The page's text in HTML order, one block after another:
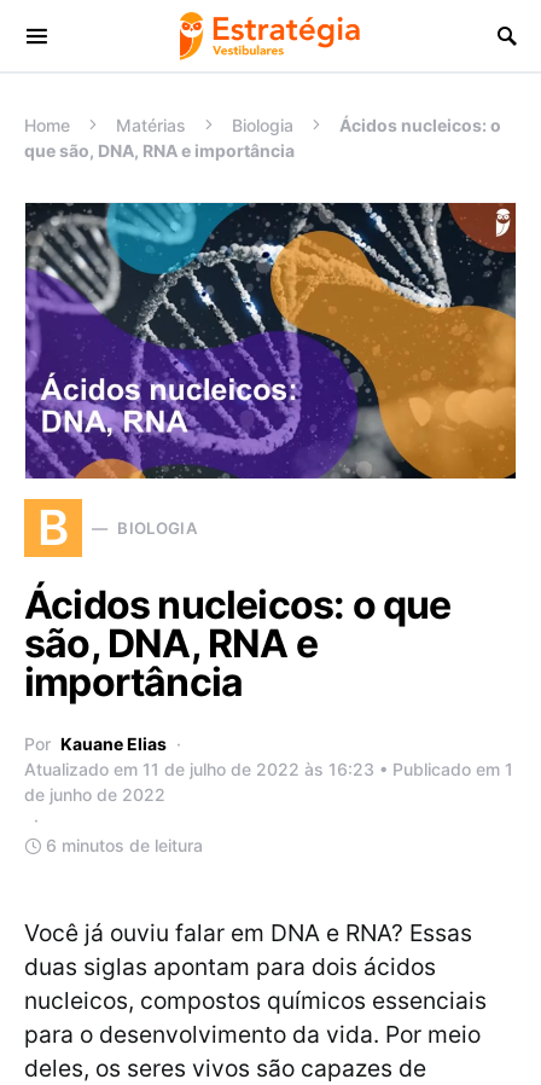
Procurar:
Home Matérias Biologia
Ácidos nucleicos: o
que são, DNA, RNA e importância
B BIOLOGIA
Ácidos nucleicos: o que
são, DNA, RNA e
importância
Por Kauane Elias
Atualizado em 11 de julho de 2022 às 16:23 • Publicado em 1
de junho de 2022
6 minutos de leitura
Você já ouviu falar em DNA e RNA? Essas
duas siglas apontam para dois ácidos
nucleicos, compostos químicos essenciais
para o desenvolvimento da vida. Por meio
deles, os seres vivos são capazes de